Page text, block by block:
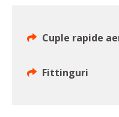
Cuple rapide
Fittinguri